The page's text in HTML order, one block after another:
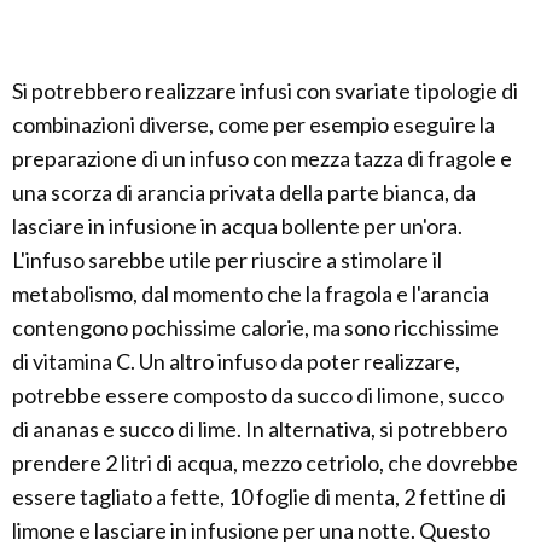
Si potrebbero realizzare infusi con svariate tipologie di
combinazioni diverse, come per esempio eseguire la
preparazione di un infuso con mezza tazza di fragole e
una scorza di arancia privata della parte bianca, da
lasciare in infusione in acqua bollente per un'ora.
L'infuso sarebbe utile per riuscire a stimolare il
metabolismo, dal momento che la fragola e l'arancia
contengono pochissime calorie, ma sono ricchissime
di vitamina C. Un altro infuso da poter realizzare,
potrebbe essere composto da succo di limone, succo
di ananas e succo di lime. In alternativa, si potrebbero
prendere 2 litri di acqua, mezzo cetriolo, che dovrebbe
essere tagliato a fette, 10 foglie di menta, 2 fettine di
limone e lasciare in infusione per una notte. Questo